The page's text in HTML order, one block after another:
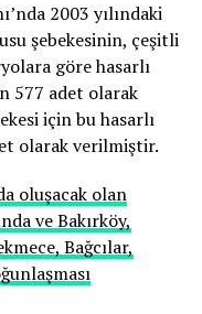
2003 yılındaki
şebekesinin, çeşitli
göre hasarlı
577 adet olarak
için bu hasarlı
olarak verilmiştir.
oluşacak olan
ve Bakırköy,
Bağcılar,